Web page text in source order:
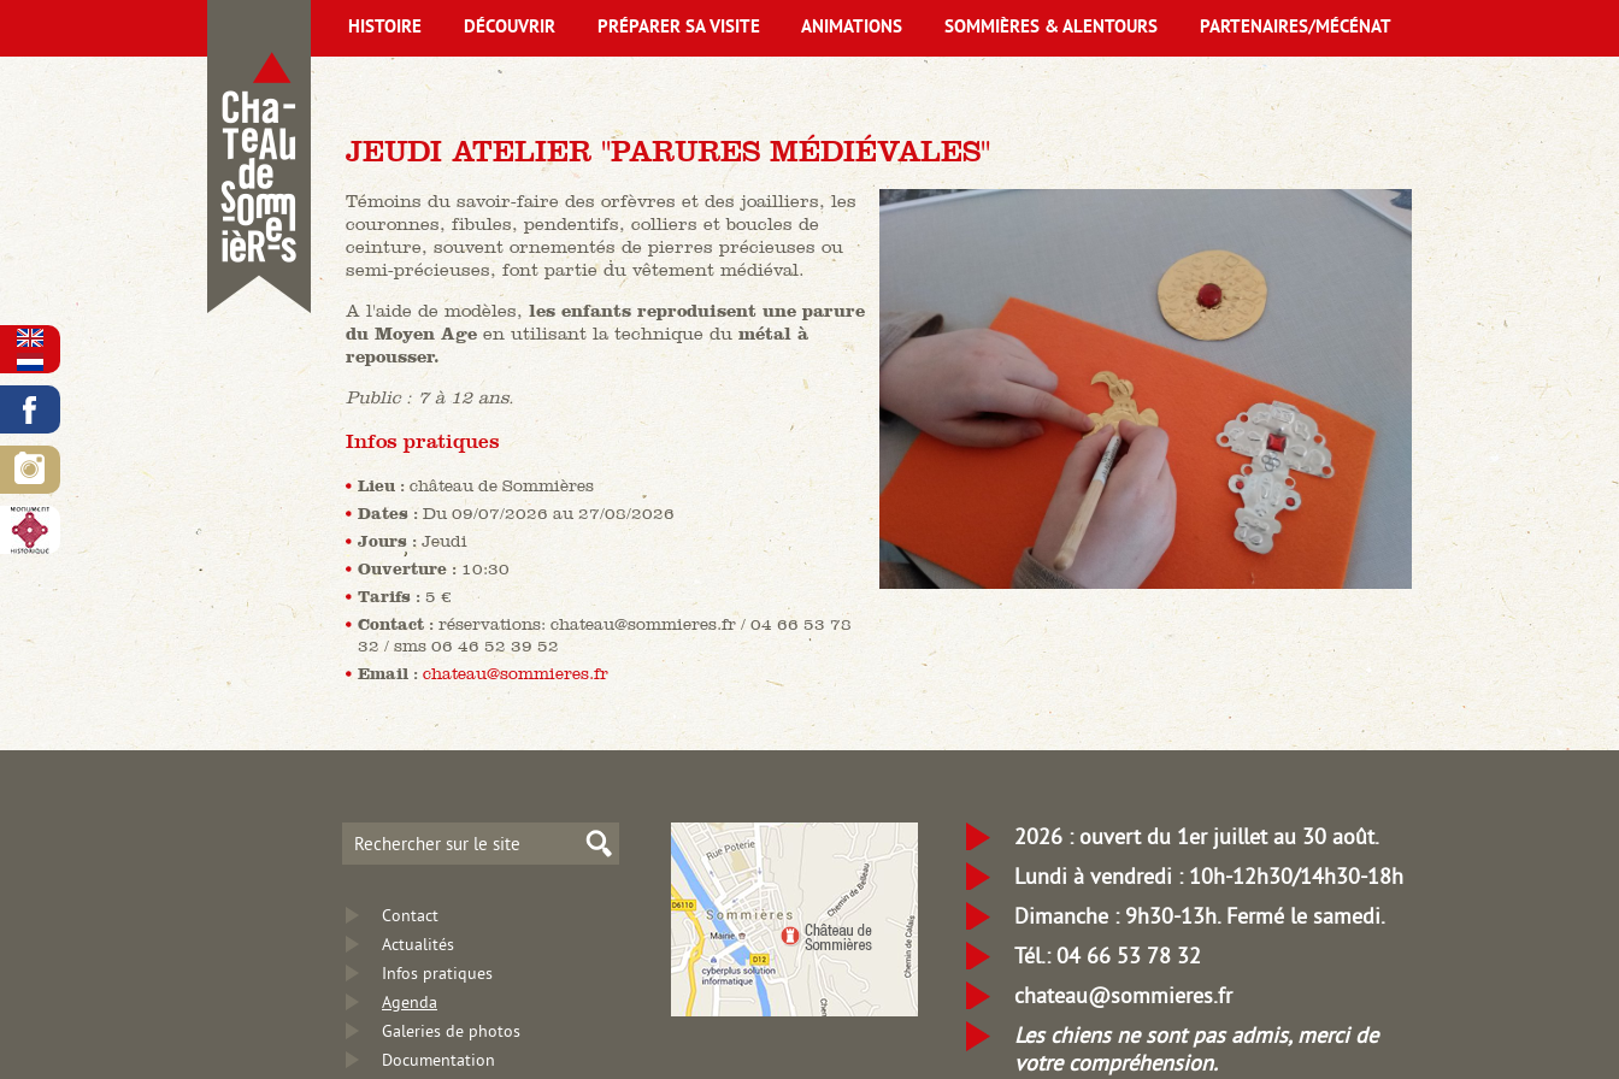
JEUDI ATELIER "PARURES MÉDIÉVALES"
Témoins du savoir-faire des orfèvres et des joailliers, les
couronnes, fibules, pendentifs, colliers et boucles de
ceinture, souvent ornementés de pierres précieuses ou
semi-précieuses, font partie du vêtement médiéval.
A l'aide de modèles, les enfants reproduisent une parure
du Moyen Age en utilisant la technique du métal à
repousser.
Public : 7 à 12 ans.
Infos pratiques
Lieu : château de Sommières
Dates : Du 09/07/2026 au 27/08/2026
Jours : Jeudi
Ouverture : 10:30
Tarifs : 5 €
Contact : réservations: chateau@sommieres.fr / 04 66 53 78
32 / sms 06 46 52 39 52
Email : chateau@sommieres.fr
HISTOIRE DÉCOUVRIR PRÉPARER SA VISITE ANIMATIONS SOMMIÈRES & ALENTOURS PARTENAIRES/MÉCÉNAT
Contact
Actualités
Infos pratiques
Agenda
Galeries de photos
Documentation
2026 : ouvert du 1er juillet au 30 août.
Lundi à vendredi : 10h-12h30/14h30-18h
Dimanche : 9h30-13h. Fermé le samedi.
Tél.: 04 66 53 78 32
chateau@sommieres.fr
Les chiens ne sont pas admis, merci de
votre compréhension.